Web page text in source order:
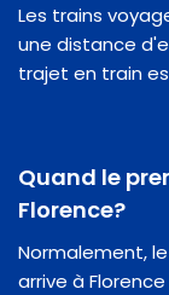
Les trains
une distance
trajet en train
Quand le
Florence?
Normalement,
arrive à